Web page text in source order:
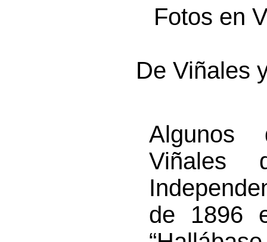
Fotos en
De Viñales
Algunos
Viñales
de 1896